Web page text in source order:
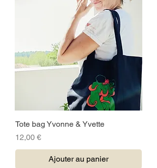
Tote bag Yvonne & Yvette
Prix
12,00 €
Ajouter au panier